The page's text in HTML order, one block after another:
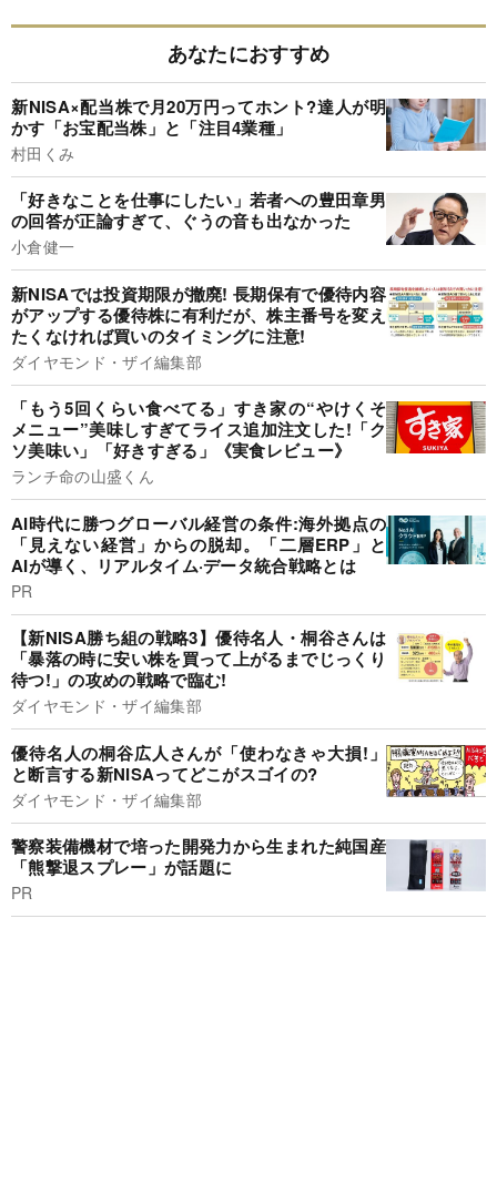
あなたにおすすめ
新NISA×配当株で月20万円ってホント?達人が明
かす「お宝配当株」と「注目4業種」
村田くみ
「好きなことを仕事にしたい」若者への豊田章男
の回答が正論すぎて、ぐうの音も出なかった
小倉健一
新NISAでは投資期限が撤廃! 長期保有で優待内容
がアップする優待株に有利だが、株主番号を変え
たくなければ買いのタイミングに注意!
ダイヤモンド・ザイ編集部
「もう5回くらい食べてる」すき家の“やけくそ
メニュー”美味しすぎてライス追加注文した!「ク
ソ美味い」「好きすぎる」《実食レビュー》
ランチ命の山盛くん
AI時代に勝つグローバル経営の条件:海外拠点の
「見えない経営」からの脱却。「二層ERP」と
AIが導く、リアルタイム·データ統合戦略とは
PR
【新NISA勝ち組の戦略3】優待名人・桐谷さんは
「暴落の時に安い株を買って上がるまでじっくり
待つ!」の攻めの戦略で臨む!
ダイヤモンド・ザイ編集部
優待名人の桐谷広人さんが「使わなきゃ大損!」
と断言する新NISAってどこがスゴイの?
ダイヤモンド・ザイ編集部
警察装備機材で培った開発力から生まれた純国産
「熊撃退スプレー」が話題に
PR